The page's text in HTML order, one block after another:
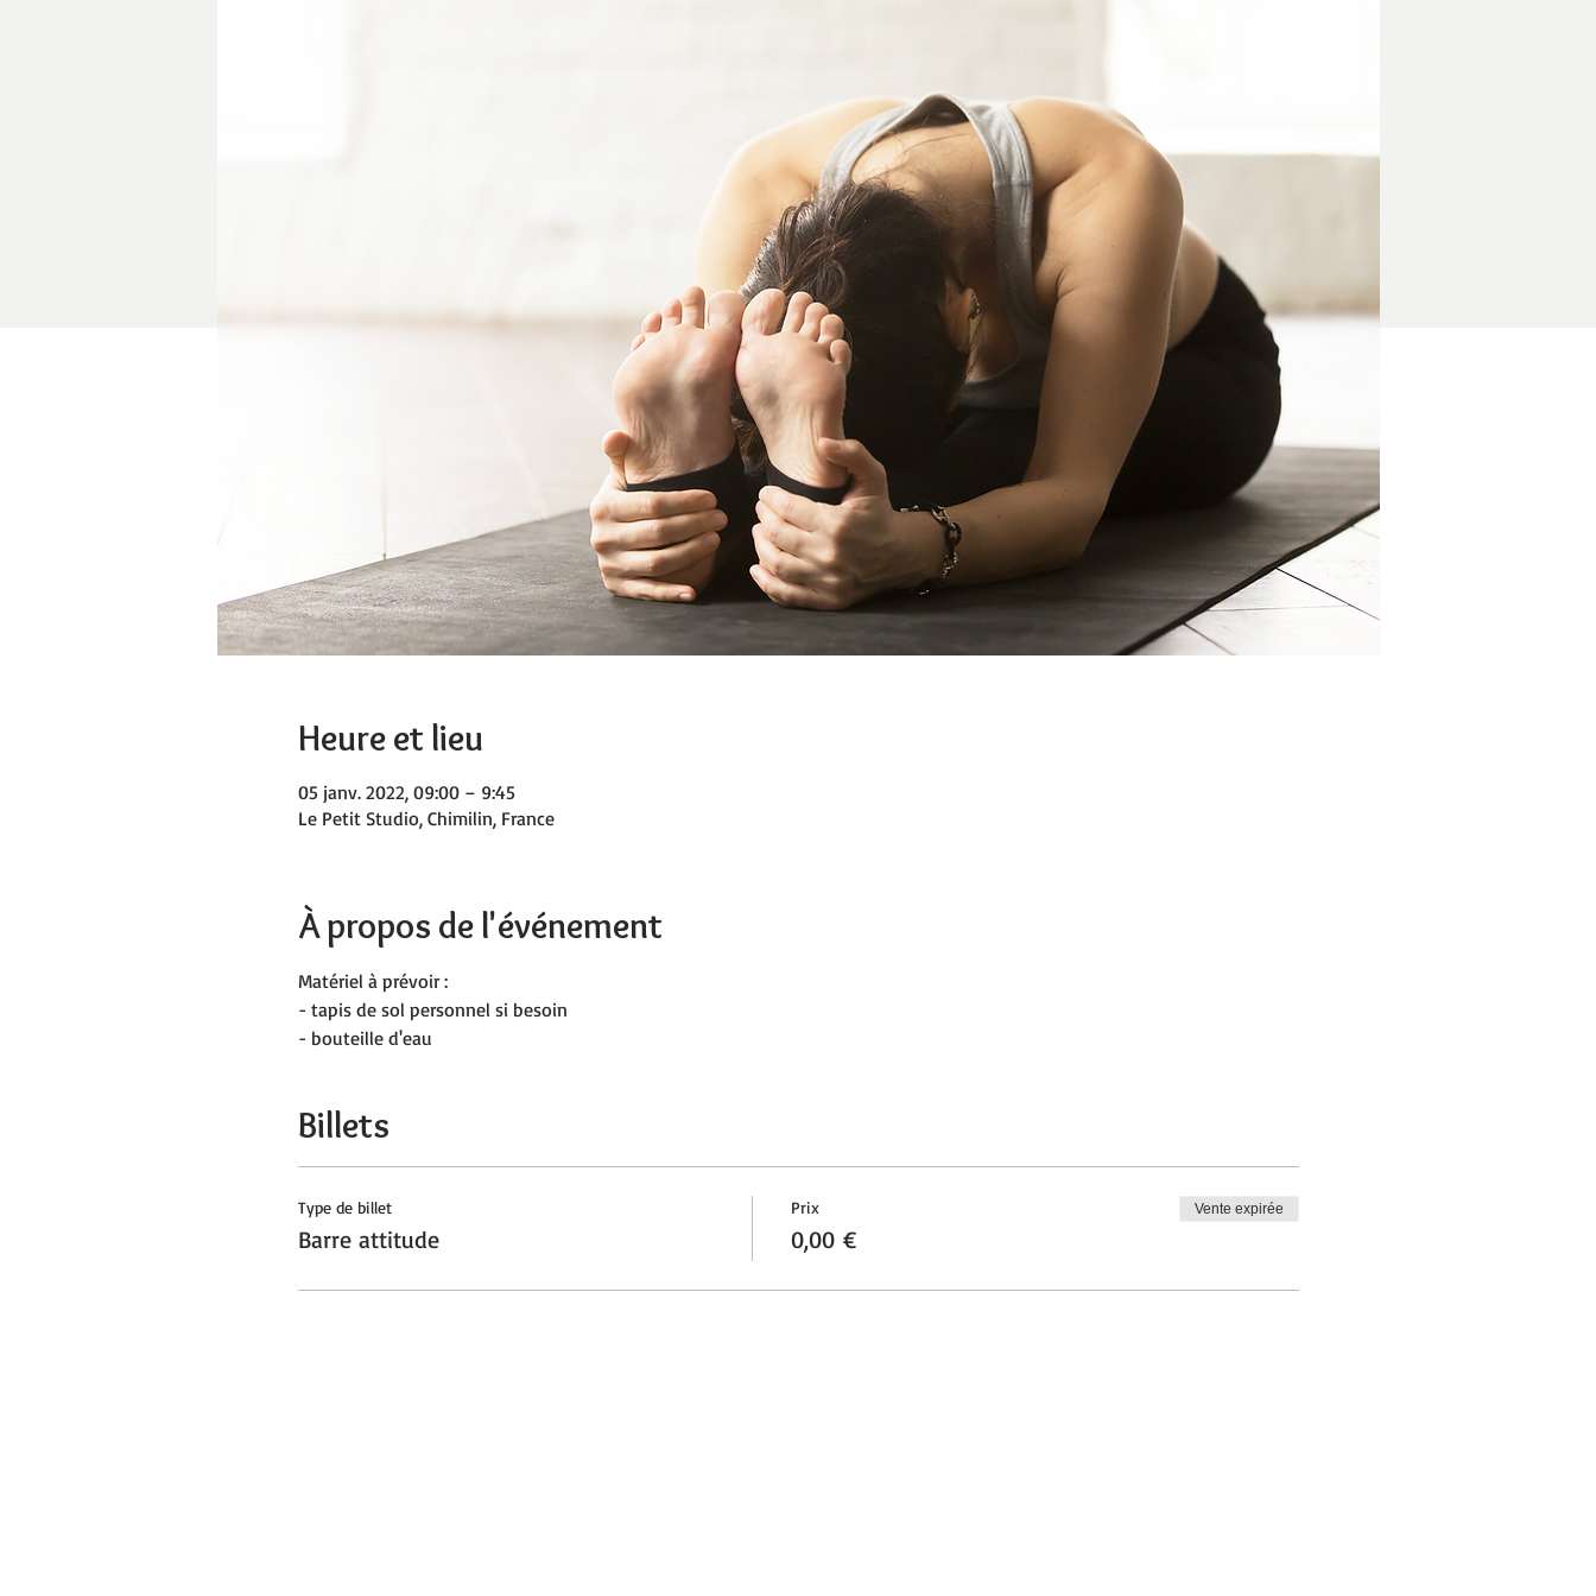
Heure et lieu
05 janv. 2022, 09:00 – 9:45
Le Petit Studio, Chimilin, France
À propos de l'événement
Matériel à prévoir :
- tapis de sol personnel si besoin
- bouteille d'eau
Billets
Type de billet
Barre attitude
Prix
0,00 €
Vente expirée